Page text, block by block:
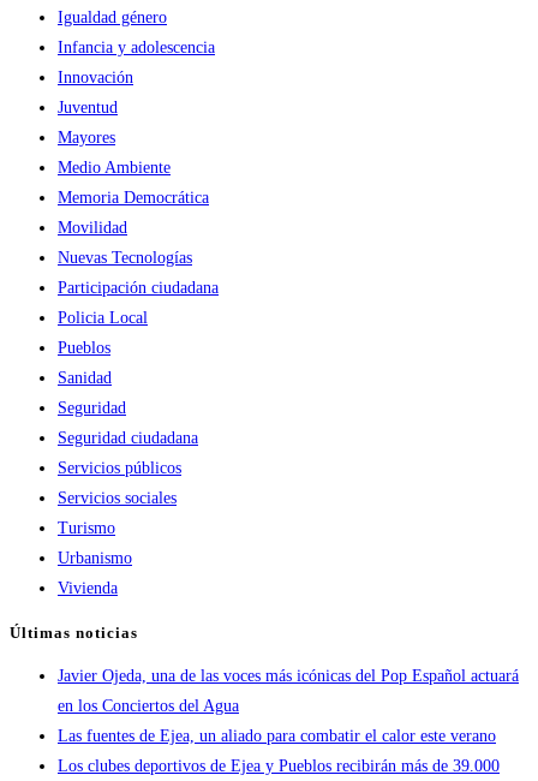
Igualdad género
Infancia y adolescencia
Innovación
Juventud
Mayores
Medio Ambiente
Memoria Democrática
Movilidad
Nuevas Tecnologías
Participación ciudadana
Policia Local
Pueblos
Sanidad
Seguridad
Seguridad ciudadana
Servicios públicos
Servicios sociales
Turismo
Urbanismo
Vivienda
Últimas noticias
Javier Ojeda, una de las voces más icónicas del Pop Español actuará
en los Conciertos del Agua
Las fuentes de Ejea, un aliado para combatir el calor este verano
Los clubes deportivos de Ejea y Pueblos recibirán más de 39.000